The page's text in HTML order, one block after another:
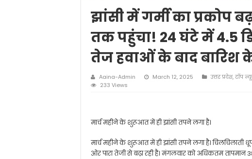
झांसी में गर्मी का प्रकोप
तक पहुंचा! 24 घंटे में 4.5
तेज हवाओं के बाद बारिश
Aaina-Admin March 12, 2025 उत्तर प्रदेश,टॉप
233 Views
मार्च महीने के शुरूआत में ही झांसी तपने लगा है।
मार्च महीने के शुरूआत में ही झांसी तपने लगा है। चिलचिलाती
ओर पारा तेजी से बढ़ा रही है। मंगलवार को अधिकतम तापमान